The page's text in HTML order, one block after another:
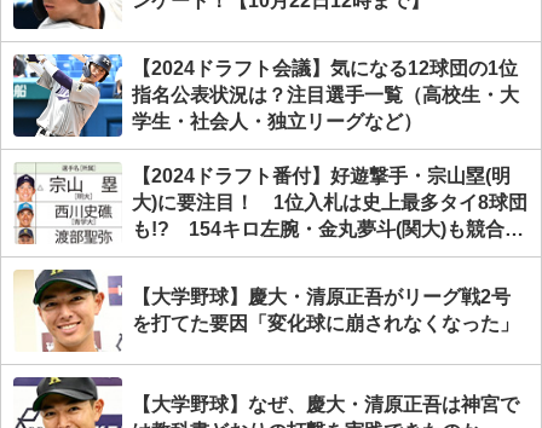
【2024ドラフト会議】気になる12球団の1位
指名公表状況は？注目選手一覧（高校生・大
学生・社会人・独立リーグなど）
【2024ドラフト番付】好遊撃手・宗山塁(明
大)に要注目！ 1位入札は史上最多タイ8球団
も!? 154キロ左腕・金丸夢斗(関大)も競合必
至
【大学野球】慶大・清原正吾がリーグ戦2号
を打てた要因「変化球に崩されなくなった」
【大学野球】なぜ、慶大・清原正吾は神宮で